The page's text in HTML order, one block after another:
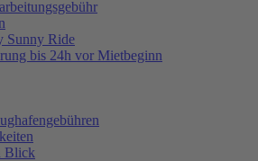
Sunny Ride
bis 24h vor Mietbeginn
Blick